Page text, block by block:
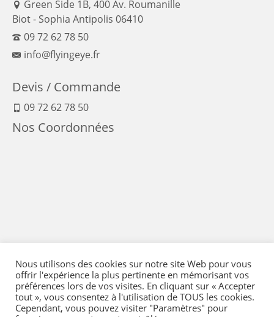
Green Side 1B, 400 Av. Roumanille
Biot - Sophia Antipolis 06410
09 72 62 78 50
info@flyingeye.fr
Devis / Commande
09 72 62 78 50
Nos Coordonnées
Nous utilisons des cookies sur notre site Web pour vous
offrir l'expérience la plus pertinente en mémorisant vos
préférences lors de vos visites. En cliquant sur « Accepter
tout », vous consentez à l'utilisation de TOUS les cookies.
Cependant, vous pouvez visiter "Paramètres" pour